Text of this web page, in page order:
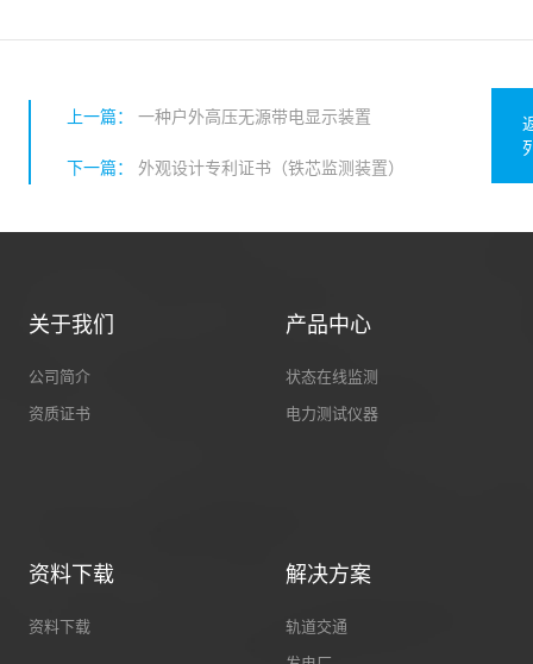
上一篇： 一种户外高压无源带电显示装置
下一篇： 外观设计专利证书（铁芯监测装置）
关于我们
公司简介
资质证书
产品中心
状态在线监测
电力测试仪器
资料下载
资料下载
解决方案
轨道交通